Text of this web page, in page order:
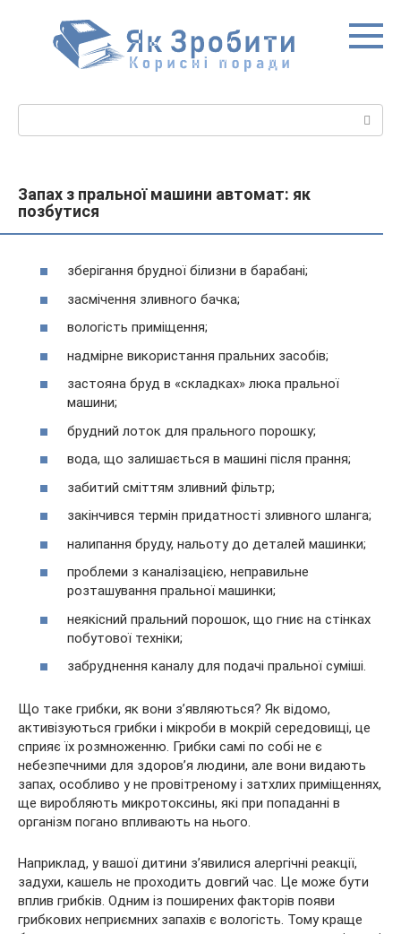
Запах з пральної машини автомат: як
позбутися
зберігання брудної білизни в барабані;
засмічення зливного бачка;
вологість приміщення;
надмірне використання пральних засобів;
застояна бруд в «складках» люка пральної
машини;
брудний лоток для прального порошку;
вода, що залишається в машині після прання;
забитий сміттям зливний фільтр;
закінчився термін придатності зливного шланга;
налипання бруду, нальоту до деталей машинки;
проблеми з каналізацією, неправильне
розташування пральної машинки;
неякісний пральний порошок, що гниє на стінках
побутової техніки;
забруднення каналу для подачі пральної суміші.
Що таке грибки, як вони з’являються? Як відомо,
активізуються грибки і мікроби в мокрій середовищі, це
сприяє їх розмноженню. Грибки самі по собі не є
небезпечними для здоров’я людини, але вони видають
запах, особливо у не провітреному і затхлих приміщеннях,
ще виробляють микротоксины, які при попаданні в
організм погано впливають на нього.
Наприклад, у вашої дитини з’явилися алергічні реакції,
задухи, кашель не проходить довгий час. Це може бути
вплив грибків. Одним із поширених факторів появи
грибкових неприємних запахів є вологість. Тому краще